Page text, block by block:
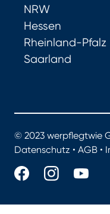
NRW
Hessen
Rheinland-Pfalz
Saarland
© 2023 werpflegtwie
Datenschutz • AGB •